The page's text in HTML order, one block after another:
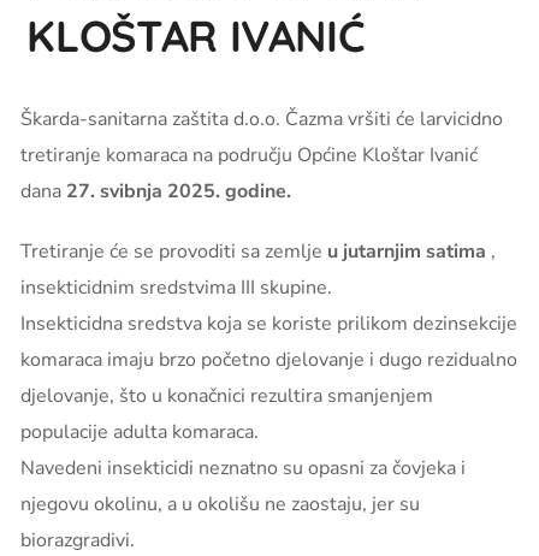
KLOŠTAR IVANIĆ
Škarda-sanitarna zaštita d.o.o. Čazma vršiti će larvicidno
tretiranje komaraca na području Općine Kloštar Ivanić
dana 27. svibnja 2025. godine.
Tretiranje će se provoditi sa zemlje u jutarnjim satima ,
insekticidnim sredstvima III skupine.
Insekticidna sredstva koja se koriste prilikom dezinsekcije
komaraca imaju brzo početno djelovanje i dugo rezidualno
djelovanje, što u konačnici rezultira smanjenjem
populacije adulta komaraca.
Navedeni insekticidi neznatno su opasni za čovjeka i
njegovu okolinu, a u okolišu ne zaostaju, jer su
biorazgradivi.